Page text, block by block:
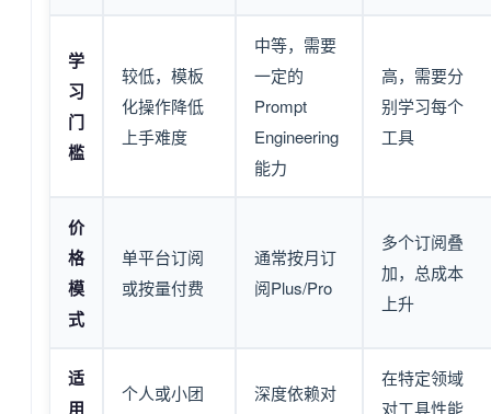
学
习
门
槛
较低，模板
化操作降低
上手难度
中等，需要
一定的
Prompt
Engineering
能力
高，需要分
别学习每个
工具
价
格
模
式
单平台订阅
或按量付费
通常按月订
阅Plus/Pro
多个订阅叠
加，总成本
上升
适
用
个人或小团
深度依赖对
在特定领域
对工具性能